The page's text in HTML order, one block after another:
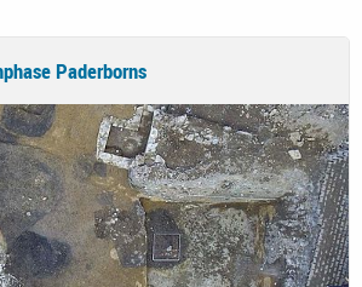
Paderborns